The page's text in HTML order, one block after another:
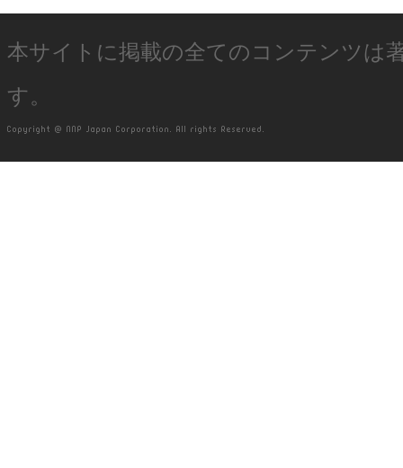
本サイトに掲載の全てのコンテンツは
す。